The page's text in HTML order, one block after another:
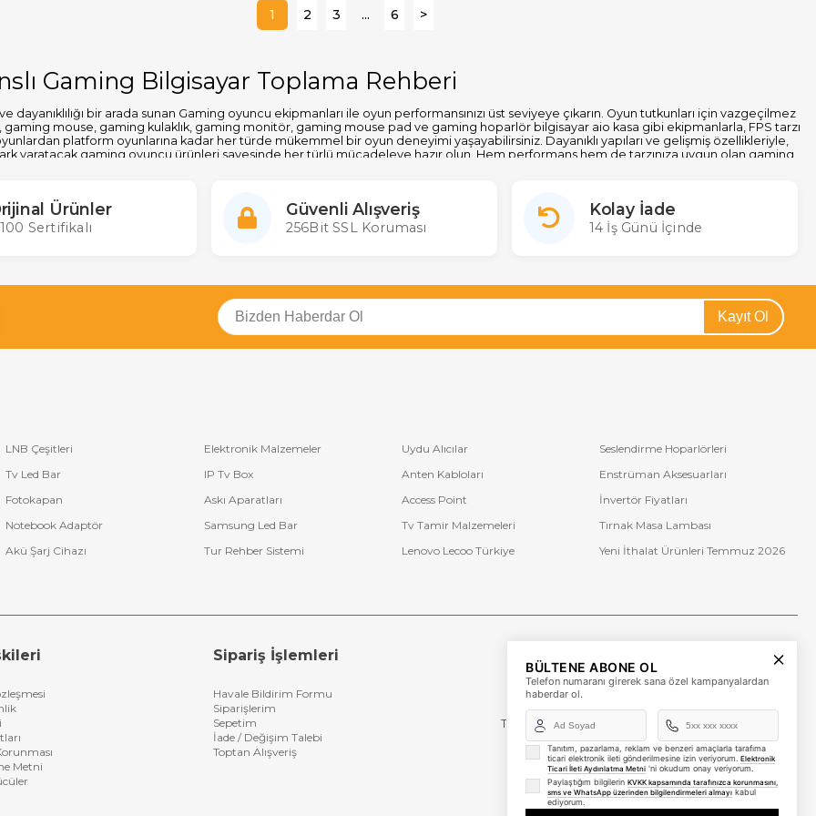
1 2 3 ... 6 >
Gaming Bilgisayar Toplama Rehberi
dayanıklılığı bir arada sunan Gaming oyuncu ekipmanları ile oyun performansınızı üst seviyeye çıkarın. Oyun tutkunları için vazgeçilmez
gaming mouse, gaming kulaklık, gaming monitör, gaming mouse pad ve gaming hoparlör bilgisayar aio kasa gibi ekipmanlarla, FPS tarzı
platform oyunlarına kadar her türde mükemmel bir oyun deneyimi yaşayabilirsiniz. Dayanıklı yapıları ve gelişmiş özellikleriyle,
yaratacak gaming oyuncu ürünleri sayesinde her türlü mücadeleye hazır olun. Hem performans hem de tarzınıza uygun olan gaming
Oyuncu Bilgisayarı Ekipmanları Fiyatı
ve ergonomik tasarımda ön plana çıkan Lenovo Lecoo, Hello, Powermaster, MagicVoice, Rampage gibi popüler markaların
ve dayanıklılığı uygun fiyatlarla bir araya getiriyor. Oyun keyfini maksimum seviyeye çıkarırken cebinizi yormayan seçenekler,
oyuncular hem de profesyoneller için idealdir. Merter Elektronik güvenilir markaları bünyesinde bulundurarak sunduğu
ile performansınızdan ödün vermeden bütçenizi koruyabilirsiniz.
Ürünler
Sertifikalı
Güvenli Alışveriş
256Bit SSL Koruması
Kolay İade
14 İş Günü İçinde
Kayıt Ol
LNB Çeşitleri Elektronik Malzemeler Uydu Alıcılar
Seslendirme Hoparlörleri
Tv Led Bar IP Tv Box Anten Kabloları
Enstrüman Aksesuarları
Fotokapan Askı Aparatları Access Point
İnvertör Fiyatları
Notebook Adaptör Samsung Led Bar Tv Tamir Malzemeleri
Tırnak Masa Lambası
Akü Şarj Cihazı Tur Rehber Sistemi Lenovo Lecoo Türkiye Yeni İthalat Ürünleri Temmuz 2026
Metni
Sipariş İşlemleri
Havale Bildirim Formu
Siparişlerim
Sepetim
İade / Değişim Talebi
Toptan Alışveriş
+90 (850) 473 08 08
Tevfik Bey Mah. Dr. Ali Demir Cd. No:51 Kat:2 Kobi İş
Merkezi
Küçükçekmece / İstanbul
BÜLTENE ABONE OL
Telefon numaranı girerek sana özel kampanyalardan
haberdar ol.
Tanıtım, pazarlama, reklam ve benzeri amaçlarla tarafıma
ticari elektronik ileti gönderilmesine izin veriyorum. Elektronik
Ticari İleti Aydınlatma Metni 'ni okudum onay veriyorum.
Paylaştığım bilgilerin KVKK kapsamında tarafınızca korunmasını,
sms ve WhatsApp üzerinden bilgilendirmeleri almayı kabul
ediyorum.